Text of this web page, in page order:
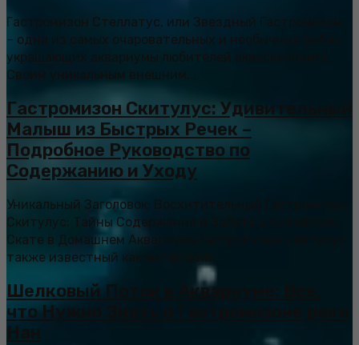
Гастромизон Стеллатус, или Звездный Гастромизон,
– одна из самых очаровательных и необычных рыбок,
украшающих аквариумы любителей акваскейпинга.
Своим уникальным внешним...
Гастромизон Скитулус: Удивительный
Малыш из Быстрых Речек –
Подробное Руководство по
Содержанию и Уходу
Уникальный Заголовок: Восхитительный Гастромизон
Скитулус: Тайны Содержания и Забота о Китайском
Скате в Домашнем Аквариуме Гастромизон Скитулус,
также известный как китайский...
Шелковый Поток в Аквариуме: Все,
что Нужно Знать о Гастромизоне реки
Нан